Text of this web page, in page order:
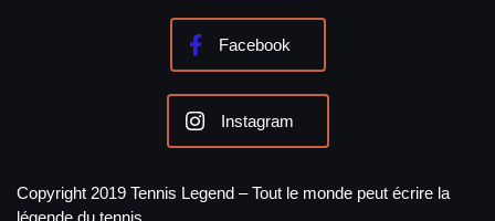
Facebook
Instagram
Copyright 2019 Tennis Legend – Tout le monde peut écrire la